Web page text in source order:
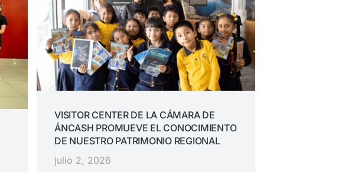
VISITOR CENTER DE LA CÁMARA DE
ÁNCASH PROMUEVE EL CONOCIMIENTO
DE NUESTRO PATRIMONIO REGIONAL
julio 2, 2026